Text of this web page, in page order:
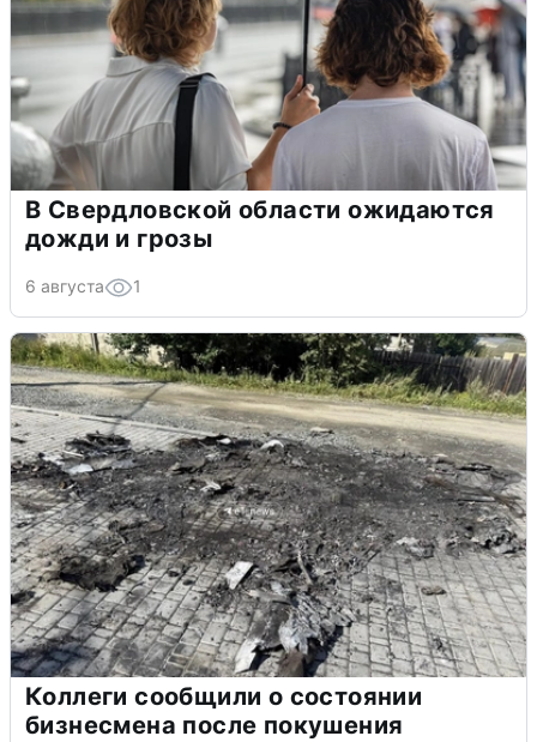
В Свердловской области ожидаются
дожди и грозы
6 августа 1
Коллеги сообщили о состоянии
бизнесмена после покушения